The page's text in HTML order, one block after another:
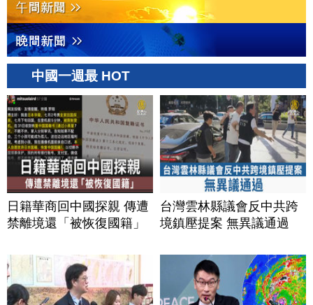
中國一週最 HOT
日籍華商回中國探親 傳遭
禁離境還「被恢復國籍」
台灣雲林縣議會反中共跨
境鎮壓提案 無異議通過